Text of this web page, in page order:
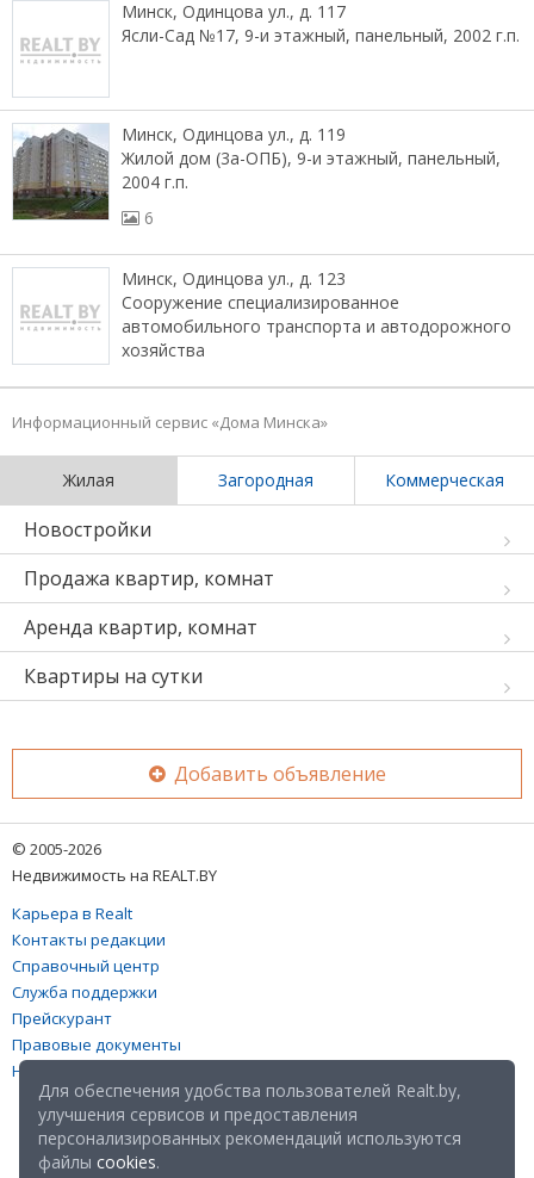
Минск, Одинцова ул., д. 117
Ясли-Сад №17, 9-и этажный, панельный, 2002 г.п.
Минск, Одинцова ул., д. 119
Жилой дом (3а-ОПБ), 9-и этажный, панельный,
2004 г.п.
6
Минск, Одинцова ул., д. 123
Сооружение специализированное
автомобильного транспорта и автодорожного
хозяйства
Информационный сервис «Дома Минска»
Жилая Загородная Коммерческая
Новостройки
Продажа квартир, комнат
Аренда квартир, комнат
Квартиры на сутки
Добавить объявление
© 2005-2026
Недвижимость на REALT.BY
Карьера в Realt
Контакты редакции
Справочный центр
Служба поддержки
Прейскурант
Правовые документы
Настройка файлов cookies
Для обеспечения удобства пользователей Realt.by,
улучшения сервисов и предоставления
персонализированных рекомендаций используются
файлы cookies.